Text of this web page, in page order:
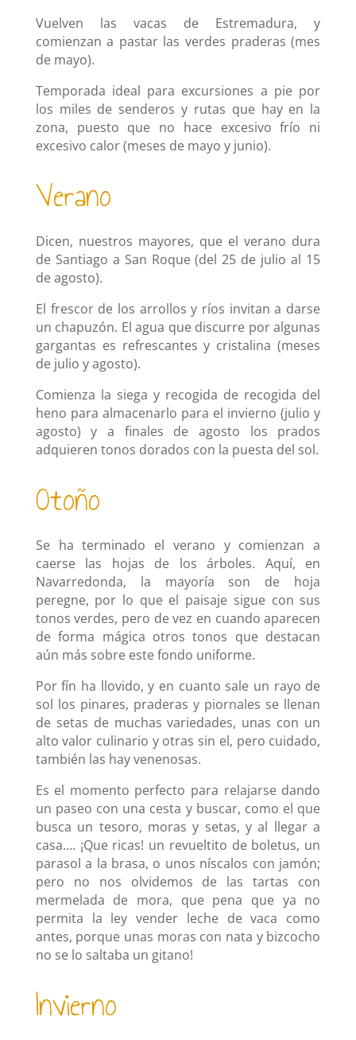
Vuelven las vacas de Estremadura, y
comienzan a pastar las verdes praderas (mes
de mayo).
Temporada ideal para excursiones a pie por
los miles de senderos y rutas que hay en la
zona, puesto que no hace excesivo frío ni
excesivo calor (meses de mayo y junio).
Verano
Dicen, nuestros mayores, que el verano dura
de Santiago a San Roque (del 25 de julio al 15
de agosto).
El frescor de los arrollos y ríos invitan a darse
un chapuzón. El agua que discurre por algunas
gargantas es refrescantes y cristalina (meses
de julio y agosto).
Comienza la siega y recogida de recogida del
heno para almacenarlo para el invierno (julio y
agosto) y a finales de agosto los prados
adquieren tonos dorados con la puesta del sol.
Otoño
Se ha terminado el verano y comienzan a
caerse las hojas de los árboles. Aquí, en
Navarredonda, la mayoría son de hoja
peregne, por lo que el paisaje sigue con sus
tonos verdes, pero de vez en cuando aparecen
de forma mágica otros tonos que destacan
aún más sobre este fondo uniforme.
Por fín ha llovido, y en cuanto sale un rayo de
sol los pinares, praderas y piornales se llenan
de setas de muchas variedades, unas con un
alto valor culinario y otras sin el, pero cuidado,
también las hay venenosas.
Es el momento perfecto para relajarse dando
un paseo con una cesta y buscar, como el que
busca un tesoro, moras y setas, y al llegar a
casa…. ¡Que ricas! un revueltito de boletus, un
parasol a la brasa, o unos níscalos con jamón;
pero no nos olvidemos de las tartas con
mermelada de mora, que pena que ya no
permita la ley vender leche de vaca como
antes, porque unas moras con nata y bizcocho
no se lo saltaba un gitano!
Invierno